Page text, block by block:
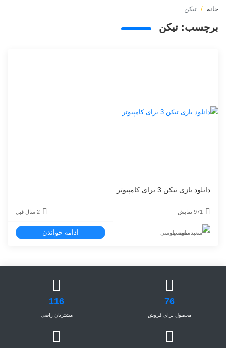
خانه تیکن
برچسب: تیکن
دانلود بازی تیکن 3 برای کامپیوتر
971 نمایش 2 سال قبل
سعید طوسی ادامه خواندن
76
محصول برای فروش
116
مشتریان راضی